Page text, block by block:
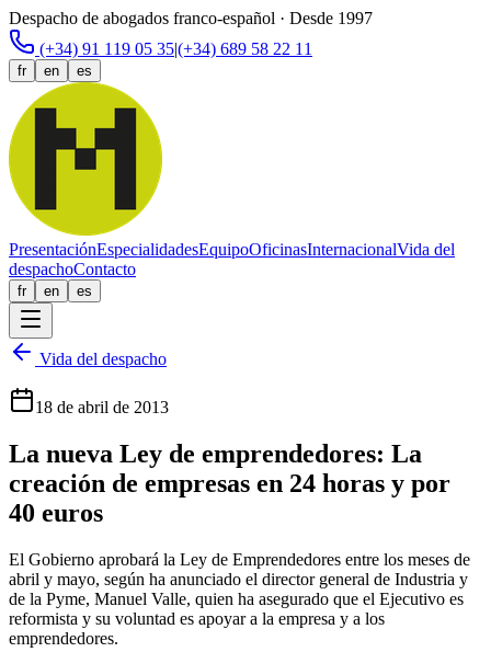
Despacho de abogados franco-español · Desde 1997
(+34) 91 119 05 35|(+34) 689 58 22 11
fr en es
PresentaciónEspecialidadesEquipoOficinasInternacionalVida del
despachoContacto
fr en es
Vida del despacho
18 de abril de 2013
La nueva Ley de emprendedores: La
creación de empresas en 24 horas y por
40 euros
El Gobierno aprobará la Ley de Emprendedores entre los meses de
abril y mayo, según ha anunciado el director general de Industria y
de la Pyme, Manuel Valle, quien ha asegurado que el Ejecutivo es
reformista y su voluntad es apoyar a la empresa y a los
emprendedores.